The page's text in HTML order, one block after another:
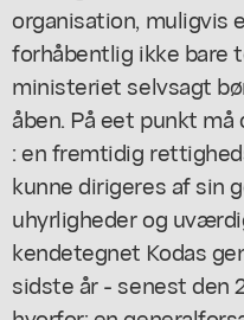
organisation, muligvis
forhåbentlig ikke bare
ministeriet selvsagt
åben. På eet punkt
: en fremtidig
kunne dirigeres af sin
uhyrligheder og
kendetegnet Kodas
sidste år - senest den